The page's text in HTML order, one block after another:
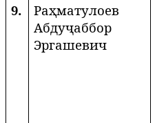
9.
Раҳматулоев
Абдуҷаббор
Эргашевич